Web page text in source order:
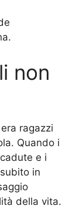
non
ragazzi
Quando i
e i
in
della vita.